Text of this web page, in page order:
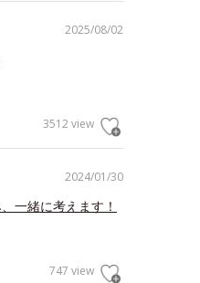
2025/08/02
3512 view
2024/01/30
一緒に考えます！
747 view